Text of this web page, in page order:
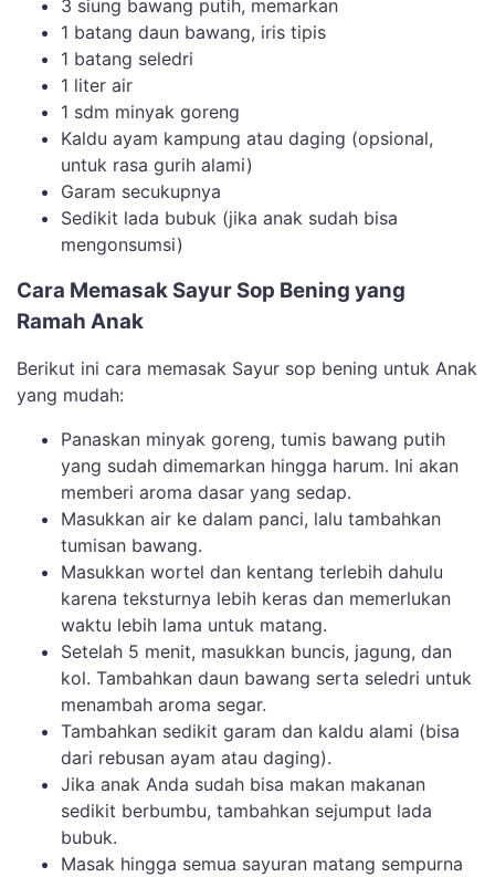
3 siung bawang putih, memarkan
1 batang daun bawang, iris tipis
1 batang seledri
1 liter air
1 sdm minyak goreng
Kaldu ayam kampung atau daging (opsional,
untuk rasa gurih alami)
Garam secukupnya
Sedikit lada bubuk (jika anak sudah bisa
mengonsumsi)
Cara Memasak Sayur Sop Bening yang
Ramah Anak
Berikut ini cara memasak Sayur sop bening untuk Anak
yang mudah:
Panaskan minyak goreng, tumis bawang putih
yang sudah dimemarkan hingga harum. Ini akan
memberi aroma dasar yang sedap.
Masukkan air ke dalam panci, lalu tambahkan
tumisan bawang.
Masukkan wortel dan kentang terlebih dahulu
karena teksturnya lebih keras dan memerlukan
waktu lebih lama untuk matang.
Setelah 5 menit, masukkan buncis, jagung, dan
kol. Tambahkan daun bawang serta seledri untuk
menambah aroma segar.
Tambahkan sedikit garam dan kaldu alami (bisa
dari rebusan ayam atau daging).
Jika anak Anda sudah bisa makan makanan
sedikit berbumbu, tambahkan sejumput lada
bubuk.
Masak hingga semua sayuran matang sempurna